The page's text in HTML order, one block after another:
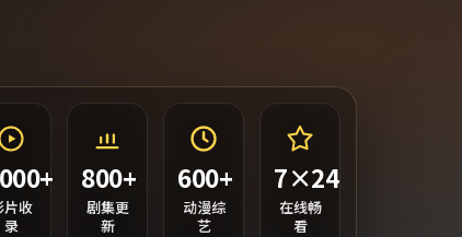
片收
录
800+
剧集更
新
600+
动漫综
艺
7×24
在线畅
看